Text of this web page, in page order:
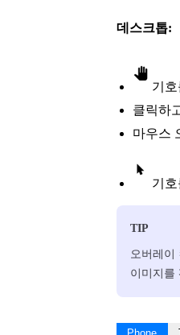
데스크톱:
기
클릭하
마우스
기
TIP
오버레이
이미지를